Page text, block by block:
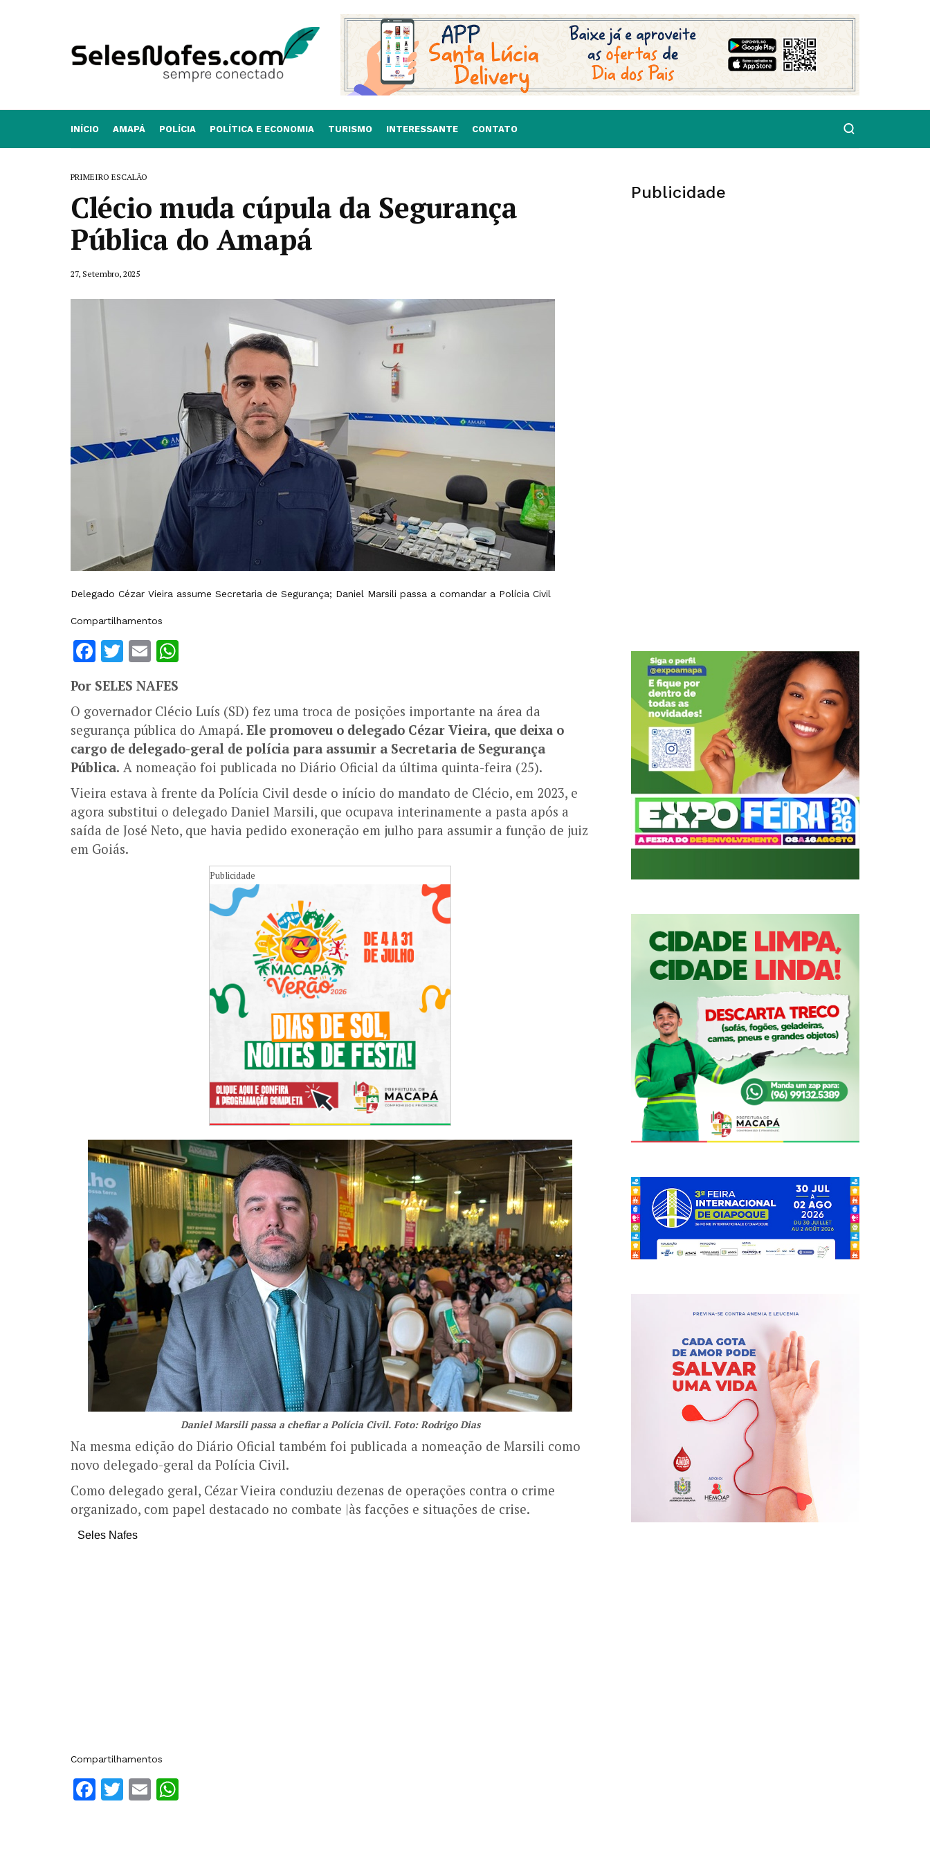
INÍCIO AMAPÁ POLÍCIA POLÍTICA E ECONOMIA TURISMO INTERESSANTE CONTATO
PRIMEIRO ESCALÃO
Clécio muda cúpula da Segurança
Pública do Amapá
27, Setembro, 2025
Delegado Cézar Vieira assume Secretaria de Segurança; Daniel Marsili passa a comandar a Polícia Civil
Compartilhamentos
Facebook
Twitter
Email
Por SELES NAFES
O governador Clécio Luís (SD) fez uma troca de posições importante na área da
segurança pública do Amapá. Ele promoveu o delegado Cézar Vieira, que deixa o
cargo de delegado-geral de polícia para assumir a Secretaria de Segurança
Pública. A nomeação foi publicada no Diário Oficial da última quinta-feira (25).
Vieira estava à frente da Polícia Civil desde o início do mandato de Clécio, em 2023, e
agora substitui o delegado Daniel Marsili, que ocupava interinamente a pasta após a
saída de José Neto, que havia pedido exoneração em julho para assumir a função de juiz
em Goiás.
Publicidade
Daniel Marsili passa a chefiar a Polícia Civil. Foto: Rodrigo Dias
Na mesma edição do Diário Oficial também foi publicada a nomeação de Marsili como
novo delegado-geral da Polícia Civil.
Como delegado geral, Cézar Vieira conduziu dezenas de operações contra o crime
organizado, com papel destacado no combate |às facções e situações de crise.
Seles Nafes
Compartilhamentos
Facebook
Twitter
Email
Publicidade